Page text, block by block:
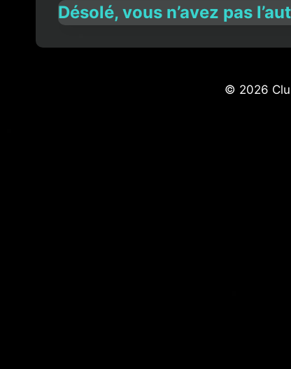
Désolé, vous n’avez pas
© 2026